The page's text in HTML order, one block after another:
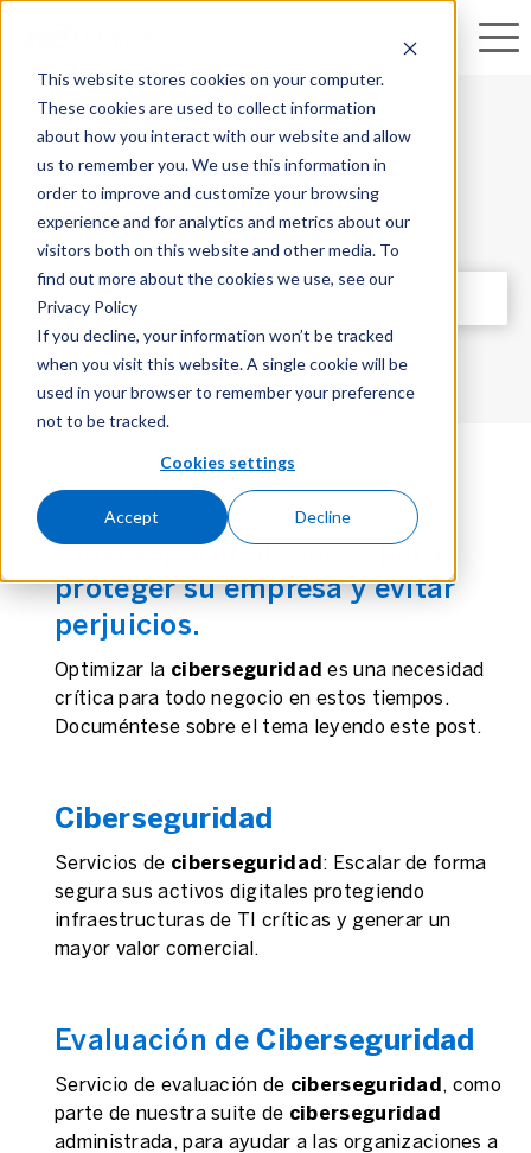
This website stores cookies on your computer.
These cookies are used to collect information
about how you interact with our website and allow
us to remember you. We use this information in
order to improve and customize your browsing
experience and for analytics and metrics about our
visitors both on this website and other media. To
find out more about the cookies we use, see our
Privacy Policy
If you decline, your information won’t be tracked
when you visit this website. A single cookie will be
used in your browser to remember your preference
not to be tracked.
Cookies settings
Accept Decline
Search Input
This is a search field with an auto-suggest
There are no suggestions because the search field is
Displaying 1 – 10 of 58 results
Ciberseguridad: pasos para
proteger su empresa y evitar
perjuicios.
Optimizar la ciberseguridad es una necesidad
crítica para todo negocio en estos tiempos.
Documéntese sobre el tema leyendo este post.
Ciberseguridad
Servicios de ciberseguridad: Escalar de forma
segura sus activos digitales protegiendo
infraestructuras de TI críticas y generar un
mayor valor comercial.
Evaluación de Ciberseguridad
Servicio de evaluación de ciberseguridad, como
parte de nuestra suite de ciberseguridad
administrada, para ayudar a las organizaciones a